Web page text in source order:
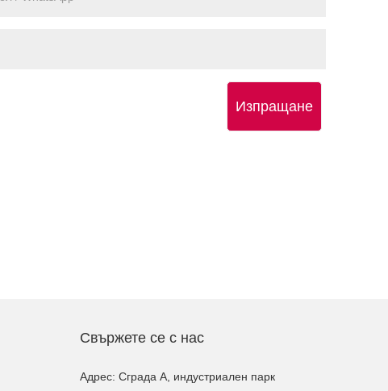
Изпращане
Свържете се с нас
Адрес: Сграда A, индустриален парк